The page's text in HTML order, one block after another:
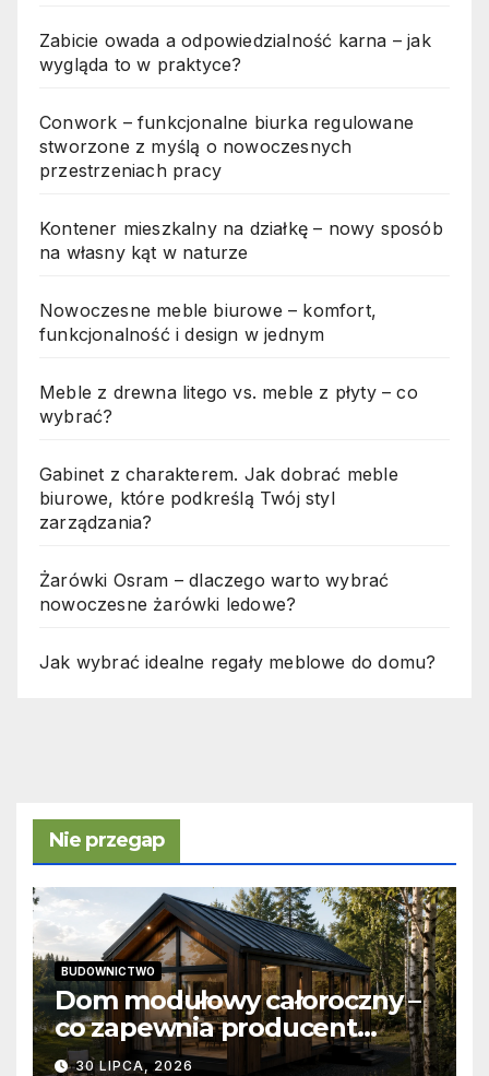
Zabicie owada a odpowiedzialność karna – jak
wygląda to w praktyce?
Conwork – funkcjonalne biurka regulowane
stworzone z myślą o nowoczesnych
przestrzeniach pracy
Kontener mieszkalny na działkę – nowy sposób
na własny kąt w naturze
Nowoczesne meble biurowe – komfort,
funkcjonalność i design w jednym
Meble z drewna litego vs. meble z płyty – co
wybrać?
Gabinet z charakterem. Jak dobrać meble
biurowe, które podkreślą Twój styl
zarządzania?
Żarówki Osram – dlaczego warto wybrać
nowoczesne żarówki ledowe?
Jak wybrać idealne regały meblowe do domu?
Nie przegap
BUDOWNICTWO
Dom modułowy całoroczny –
co zapewnia producent
domów modułowych?
30 LIPCA, 2026